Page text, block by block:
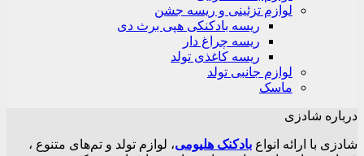
لوازم تزئینی و ریسه جشن
ریسه بادکنکی هپی برث دی
ریسه چراغ دار
ریسه کاغذی تولد
لوازم جانبی تولد
ماسک
درباره شادزی
شادزی با ارائه انواع بادکنک‌ هلیومی، لوازم تولد و تم‌های متنوع ،